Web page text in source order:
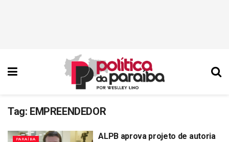
Tag: EMPREENDEDOR
PARAÍBA
ALPB aprova projeto de autoria